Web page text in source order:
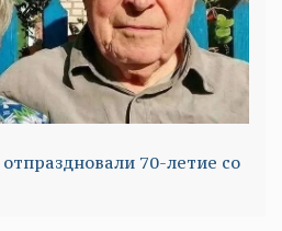
70-летие со